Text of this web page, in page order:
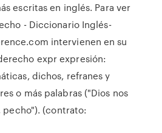
escritas en inglés. Para ver
- Diccionario Inglés-
intervienen en su
expr expresión:
dichos, refranes y
o más palabras ("Dios nos
(contrato: